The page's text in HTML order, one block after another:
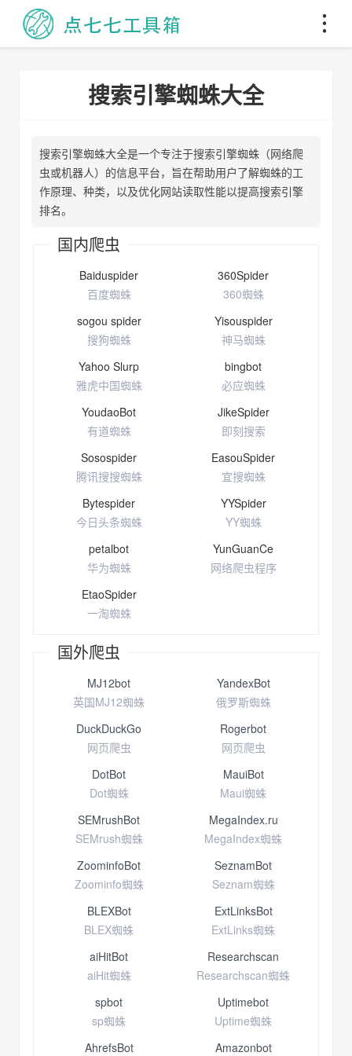
搜索引擎蜘蛛大全
搜索引擎蜘蛛大全是一个专注于搜索引擎蜘蛛（网络爬
虫或机器人）的信息平台，旨在帮助用户了解蜘蛛的工
作原理、种类，以及优化网站读取性能以提高搜索引擎
排名。
国内爬虫
Baiduspider
百度蜘蛛
360Spider
360蜘蛛
sogou spider
搜狗蜘蛛
Yisouspider
神马蜘蛛
Yahoo Slurp
雅虎中国蜘蛛
bingbot
必应蜘蛛
YoudaoBot
有道蜘蛛
JikeSpider
即刻搜索
Sosospider
腾讯搜搜蜘蛛
EasouSpider
宜搜蜘蛛
Bytespider
今日头条蜘蛛
YYSpider
YY蜘蛛
petalbot
华为蜘蛛
YunGuanCe
网络爬虫程序
EtaoSpider
一淘蜘蛛
国外爬虫
MJ12bot
英国MJ12蜘蛛
YandexBot
俄罗斯蜘蛛
DuckDuckGo
网页爬虫
Rogerbot
网页爬虫
DotBot
Dot蜘蛛
MauiBot
Maui蜘蛛
SEMrushBot
SEMrush蜘蛛
MegaIndex.ru
MegaIndex蜘蛛
ZoominfoBot
Zoominfo蜘蛛
SeznamBot
Seznam蜘蛛
BLEXBot
BLEX蜘蛛
ExtLinksBot
ExtLinks蜘蛛
aiHitBot
aiHit蜘蛛
Researchscan
Researchscan蜘蛛
spbot
sp蜘蛛
Uptimebot
Uptime蜘蛛
AhrefsBot
Amazonbot